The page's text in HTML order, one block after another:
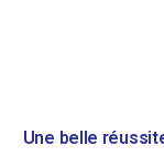
Une belle